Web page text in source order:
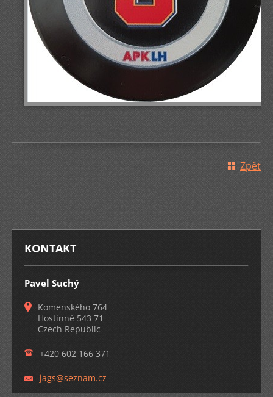
Zpět
KONTAKT
Pavel Suchý
Komenského 764
Hostinné 543 71
Czech Republic
+420 602 166 371
jags@seznam.cz